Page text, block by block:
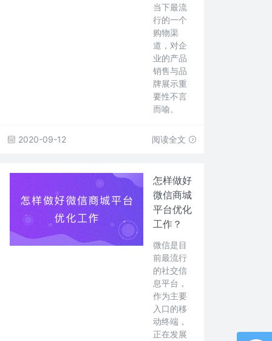
当下最流
行的一个
购物渠
道，对企
业的产品
销售与品
牌展示重
要性不言
而喻。
2020-09-12 阅读全文
怎样做好
微信商城
平台优化
工作？
微信是目
前最流行
的社交信
息平台，
作为主要
入口的移
动终端，
正在发展